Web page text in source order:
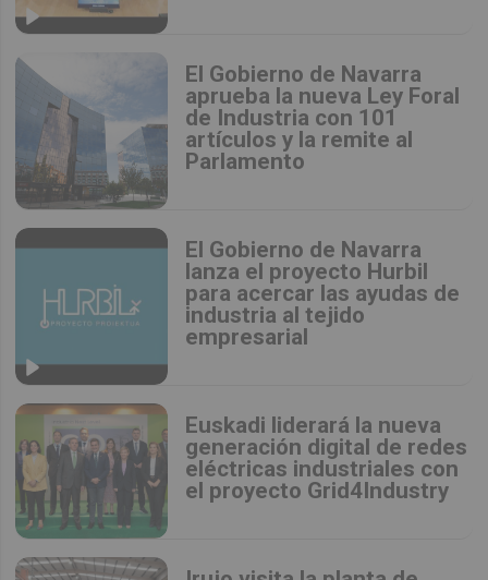
El Gobierno de Navarra
aprueba la nueva Ley Foral
de Industria con 101
artículos y la remite al
Parlamento
El Gobierno de Navarra
lanza el proyecto Hurbil
para acercar las ayudas de
industria al tejido
empresarial
Euskadi liderará la nueva
generación digital de redes
eléctricas industriales con
el proyecto Grid4Industry